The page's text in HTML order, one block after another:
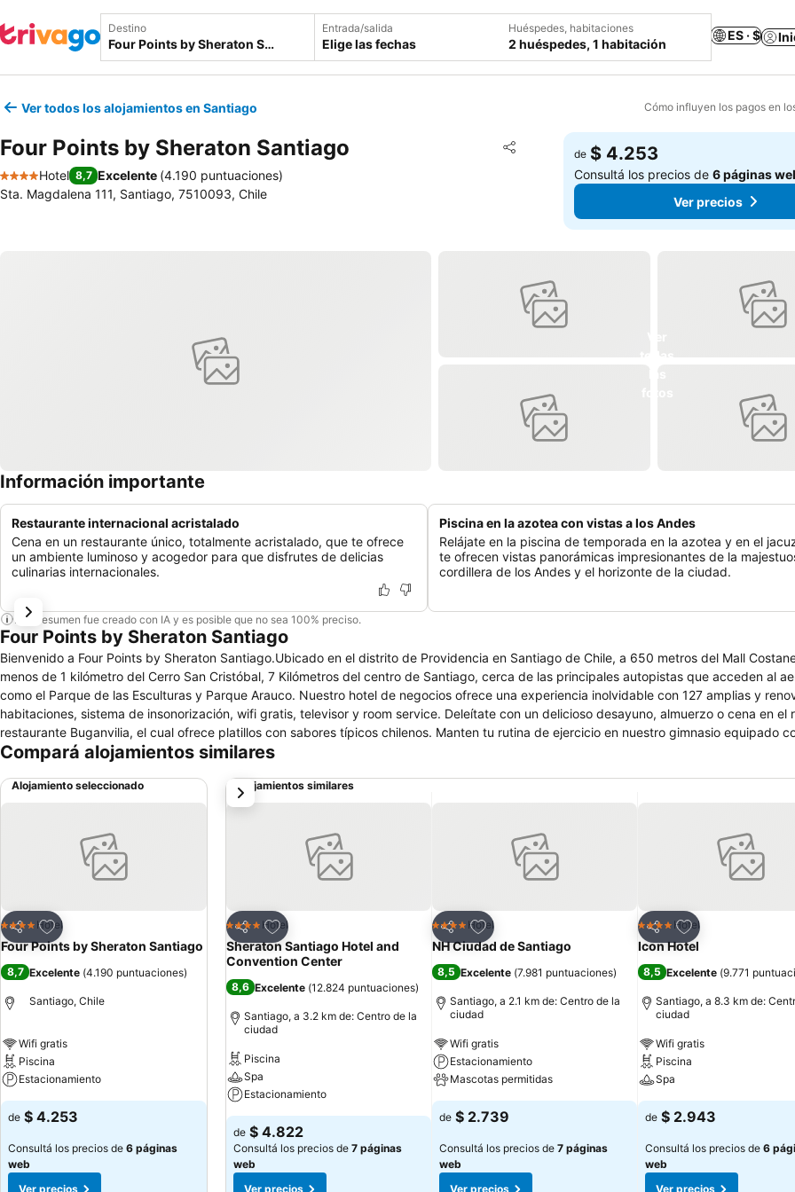
Destino Entrada/salida
Elige las fechas
Huéspedes, habitaciones
2 huéspedes, 1 habitación
ES · $
Ver todos los alojamientos en Santiago Cómo influyen los pagos en
Four Points by Sheraton Santiago Compartir
Añadir a favoritos
4 Estrellas
Hotel 8,7 Excelente (4.190 puntuaciones)
Sta. Magdalena 111, Santiago, 7510093, Chile
de $ 4.253
Consultá los precios de6 páginas
Ver precios
Información importante
Restaurante internacional acristalado
Cena en un restaurante único, totalmente acristalado, que te ofrece
un ambiente luminoso y acogedor para que disfrutes de delicias
culinarias internacionales.
Piscina en la azotea con vistas a los Andes
Relájate en la piscina de temporada en la azotea y en el
te ofrecen vistas panorámicas impresionantes de la
cordillera de los Andes y el horizonte de la ciudad.
Este resumen fue creado con IA y es posible que no sea 100% preciso.
Four Points by Sheraton Santiago
Bienvenido a Four Points by Sheraton Santiago.Ubicado en el distrito de Providencia en Santiago de Chile, a 650 metros del Mall
menos de 1 kilómetro del Cerro San Cristóbal, 7 Kilómetros del centro de Santiago, cerca de las principales autopistas que acceden al
como el Parque de las Esculturas y Parque Arauco. Nuestro hotel de negocios ofrece una experiencia inolvidable con 127 amplias y
habitaciones, sistema de insonorización, wifi gratis, televisor y room service. Deleítate con un delicioso desayuno, almuerzo o cena en el
restaurante Buganvilia, el cual ofrece platillos con sabores típicos chilenos. Manten tu rutina de ejercicio en nuestro gimnasio equipado
de cardio y pesas. Si prefieres estar al aire libre, disfruta de impresionantes vistas mientras te relajas tomando el sol en nuestra piscina.
evento algo inolvidable. Sin importar la razón de tu visita a Santiago, hospédate en Four Points by Sheraton Santiago.
Compará alojamientos similares
Alojamiento seleccionado
Compartir
Añadir a favoritos
4 EstrellasHotel
Four Points by Sheraton Santiago
8,7 Excelente (4.190 puntuaciones)
Santiago, Chile
Wifi gratis
Piscina
Estacionamiento
de $ 4.253
Consultá los precios de 6 páginas
web
Ver precios
Alojamientos similares
Compartir
Añadir a favoritos
4 EstrellasHotel
Sheraton Santiago Hotel and
Convention Center
8,6 Excelente (12.824 puntuaciones)
Santiago, a 3.2 km de: Centro de la
ciudad
Piscina
Spa
Estacionamiento
de $ 4.822
Consultá los precios de 7 páginas
web
Ver precios
Compartir
Añadir a favoritos
4 EstrellasHotel
NH Ciudad de Santiago
8,5 Excelente (7.981 puntuaciones)
Santiago, a 2.1 km de: Centro de la
ciudad
Wifi gratis
Estacionamiento
Mascotas permitidas
de $ 2.739
Consultá los precios de 7 páginas
web
Ver precios
Compartir
Añadir a favoritos
4 EstrellasHotel
Icon Hotel
8,5 Excelente (9.771
Santiago, a 8.3 km de:
ciudad
Wifi gratis
Piscina
Spa
de $ 2.943
Consultá los precios de 6
web
Ver precios
siguiente